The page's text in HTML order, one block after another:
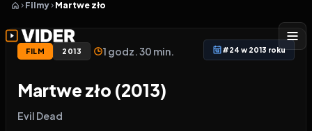
Filmy Martwe zło
FILM 2013 1 godz. 30 min. #24 w 2013 roku
Martwe zło (2013)
Evil Dead